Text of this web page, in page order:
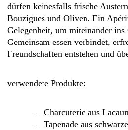
dürfen keinesfalls frische
Bouzigues und Oliven. Ein
Gelegenheit, um miteinander ins
Gemeinsam essen verbindet,
Freundschaften entstehen und
verwendete Produkte:
Charcuterie aus
Tapenade aus